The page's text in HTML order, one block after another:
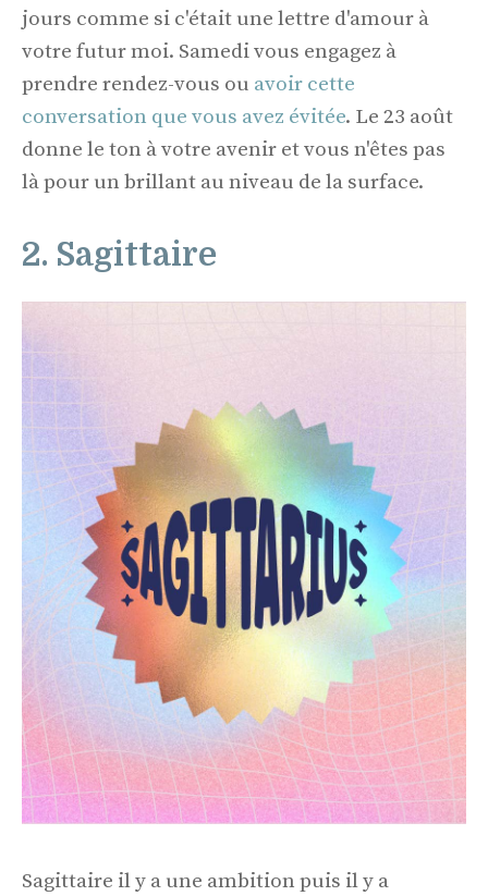
jours comme si c'était une lettre d'amour à
votre futur moi. Samedi vous engagez à
prendre rendez-vous ou avoir cette
conversation que vous avez évitée. Le 23 août
donne le ton à votre avenir et vous n'êtes pas
là pour un brillant au niveau de la surface.
2. Sagittaire
Sagittaire il y a une ambition puis il y a